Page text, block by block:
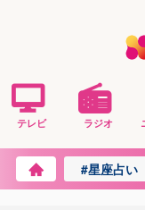
テレビ ラジオ
#星座占い